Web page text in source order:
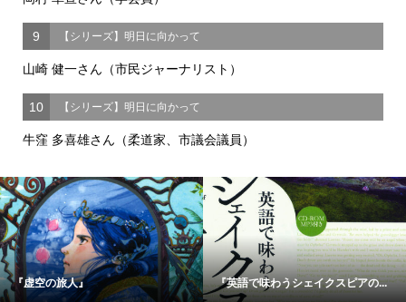
9 【シリーズ】明日に向かって
山崎 健一さん（市民ジャーナリスト）
10 【シリーズ】明日に向かって
牛窪 多喜雄さん（柔道家、市議会議員）
『虚空の旅人』 『英語で味わうシェイクスピアの...